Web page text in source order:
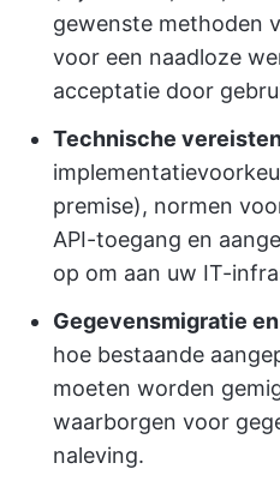
gewenste methoden
voor een naadloze
acceptatie door
Technische
premise), normen
API-toegang en
op om aan uw IT-
Gegevensmigratie
hoe bestaande
moeten worden
waarborgen voor
naleving.